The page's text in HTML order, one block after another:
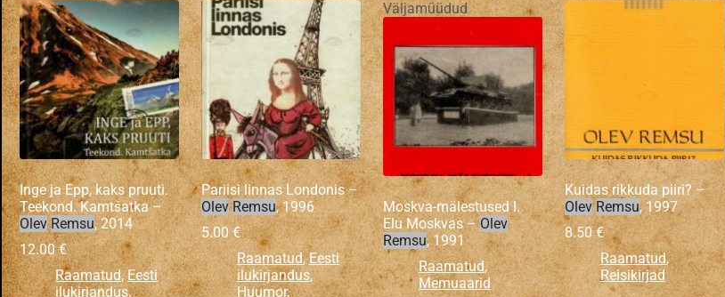
Inge ja Epp, kaks pruuti.
Teekond. Kamtšatka –
Olev Remsu, 2014
12.00€
Raamatud,Eesti
ilukirjandus,
Pariisi linnas Londonis –
Olev Remsu, 1996
5.00€
Raamatud,Eesti
ilukirjandus,
Huumor,
Väljamüüdud
Moskva-mälestused I.
Elu Moskvas –Olev
Remsu, 1991
Raamatud,
Memuaarid
Kuidas rikkuda piiri? –
Olev Remsu, 1997
8.50€
Raamatud,
Reisikirjad